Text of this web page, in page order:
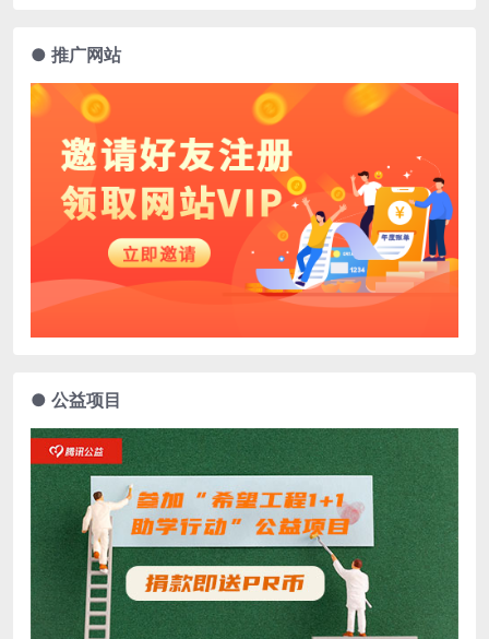
● 推广网站
● 公益项目